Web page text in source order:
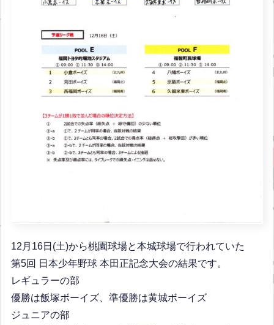
12月16日(土)から桃園球場と本城球場で行われていた
第5回 日本少年野球 本田正記念大会の結果です。
レギュラーの部
優勝は飯塚ボーイズ、準優勝は黄城ボーイズ
ジュニアの部